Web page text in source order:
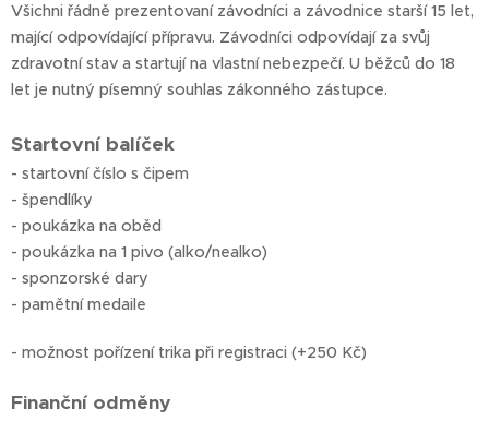
Všichni řádně prezentovaní závodníci a závodnice starší 15 let,
mající odpovídající přípravu. Závodníci odpovídají za svůj
zdravotní stav a startují na vlastní nebezpečí. U běžců do 18
let je nutný písemný souhlas zákonného zástupce.
Startovní balíček
- startovní číslo s čipem
- špendlíky
- poukázka na oběd
- poukázka na 1 pivo (alko/nealko)
- sponzorské dary
- pamětní medaile
- možnost pořízení trika při registraci (+250 Kč)
Finanční odměny